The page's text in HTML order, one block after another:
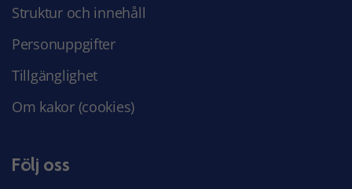
Struktur och innehåll
Personuppgifter
Tillgänglighet
Om kakor (cookies)
Följ oss